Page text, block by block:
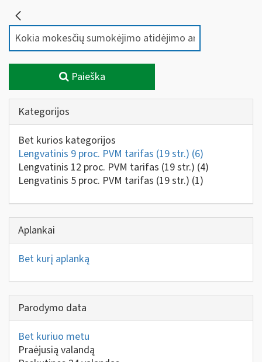
Paieška
Kategorijos
Bet kurios kategorijos
Lengvatinis 9 proc. PVM tarifas (19 str.) (6)
Lengvatinis 12 proc. PVM tarifas (19 str.) (4)
Lengvatinis 5 proc. PVM tarifas (19 str.) (1)
Aplankai
Bet kurį aplanką
Parodymo data
Bet kuriuo metu
Praėjusią valandą